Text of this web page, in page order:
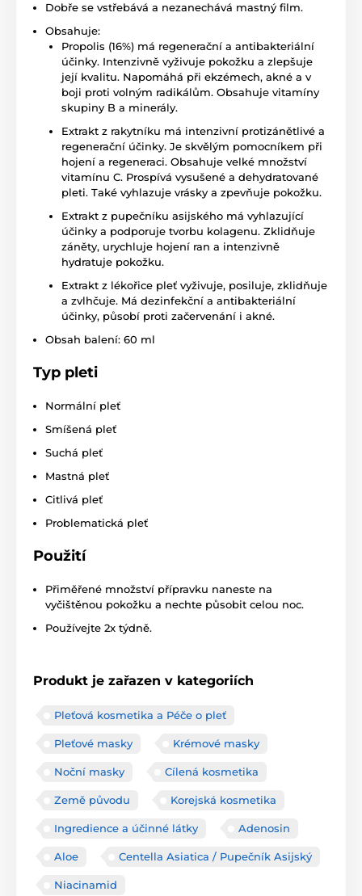
Dobře se vstřebává a nezanechává mastný film.
Obsahuje:
Propolis (16%) má regenerační a antibakteriální
účinky. Intenzivně vyživuje pokožku a zlepšuje
její kvalitu. Napomáhá při ekzémech, akné a v
boji proti volným radikálům. Obsahuje vitamíny
skupiny B a minerály.
Extrakt z rakytníku má intenzivní protizánětlivé a
regenerační účinky. Je skvělým pomocníkem při
hojení a regeneraci. Obsahuje velké množství
vitamínu C. Prospívá vysušené a dehydratované
pleti. Také vyhlazuje vrásky a zpevňuje pokožku.
Extrakt z pupečníku asijského má vyhlazující
účinky a podporuje tvorbu kolagenu. Zklidňuje
záněty, urychluje hojení ran a intenzivně
hydratuje pokožku.
Extrakt z lékořice pleť vyživuje, posiluje, zklidňuje
a zvlhčuje. Má dezinfekční a antibakteriální
účinky, působí proti začervenání i akné.
Obsah balení: 60 ml
Typ pleti
Normální pleť
Smíšená pleť
Suchá pleť
Mastná pleť
Citlivá pleť
Problematická pleť
Použití
Přiměřené množství přípravku naneste na
vyčištěnou pokožku a nechte působit celou noc.
Používejte 2x týdně.
Produkt je zařazen v kategoriích
Pleťová kosmetika a Péče o pleť
Pleťové masky Krémové masky
Noční masky Cílená kosmetika
Země původu Korejská kosmetika
Ingredience a účinné látky Adenosin
Aloe Centella Asiatica / Pupečník Asijský
Niacinamid